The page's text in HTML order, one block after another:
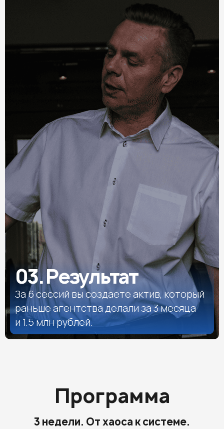
03. Результат
За 6 сессий вы создаете актив, который
раньше агентства делали за 3 месяца
и 1.5 млн рублей.
Программа
3 недели. От хаоса к системе.